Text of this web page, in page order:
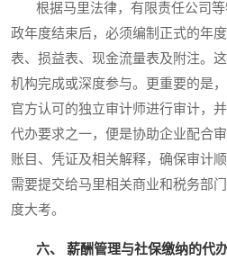
根据马里法律，有限责任公司等
政年度结束后，必须编制正式的年
表、损益表、现金流量表及附注。
机构完成或深度参与。更重要的是
官方认可的独立审计师进行审计，
代办要求之一，便是协助企业配合
账目、凭证及相关解释，确保审计
需要提交给马里相关商业和税务部
度大考。
六、 薪酬管理与社保缴纳的代